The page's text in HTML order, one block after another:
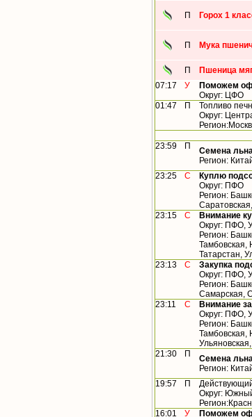
П Горох 1
П Мука
П
Пшеница
07:17
У
Поможем
Округ: ЦФО
01:47
П Топливо
Округ:
23:59
П Семена
Регион:
23:25
С
Куплю
Округ: ПФО
Регион:
23:15 С
Внимание
Округ:
Регион:
Тамбовская,
Татарстан,
23:13 С
Закупка
Округ: ПФО,
Регион:
Самарская,
23:11 С
Внимание
Округ: ПФО,
Регион:
Тамбовская,
21:30 П Семена
Регион:
19:57
П
Округ:
16:01 У
Поможем